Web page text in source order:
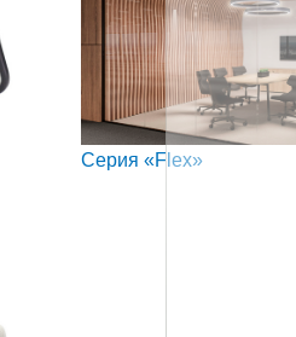
Серия «Flex»